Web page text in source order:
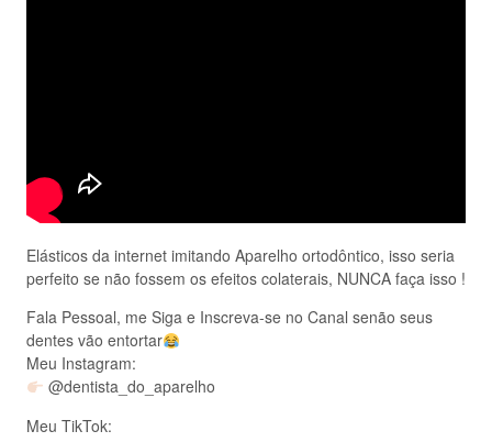
Elásticos da internet imitando Aparelho ortodôntico, isso seria
perfeito se não fossem os efeitos colaterais, NUNCA faça isso !
Fala Pessoal, me Siga e Inscreva-se no Canal senão seus
dentes vão entortar
Meu Instagram:
@dentista_do_aparelho
Meu TikTok: